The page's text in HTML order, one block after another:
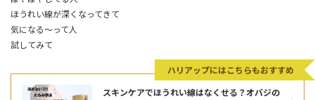
ほうれい線が深くなってきて
気になる～って人
試してみて
スキンケアでほうれい線はなくせる？オバジの
ハリアップにはこちらもおすすめ